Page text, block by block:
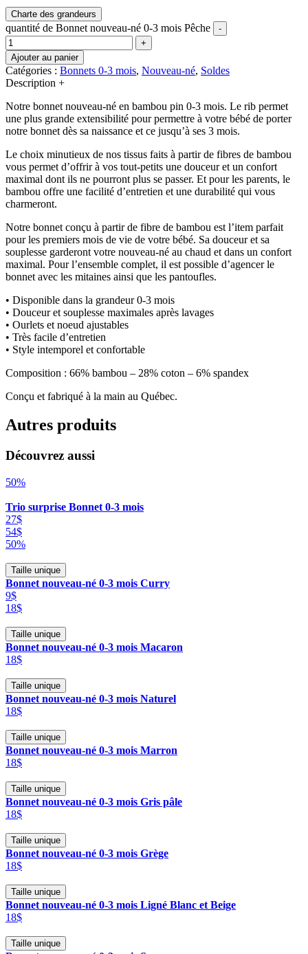
Charte des grandeurs
quantité de Bonnet nouveau-né 0-3 mois Pêche
-
+
Ajouter au panier
Catégories : Bonnets 0-3 mois, Nouveau-né, Soldes
Description +
Notre bonnet nouveau-né en bambou pin 0-3 mois. Le rib permet
une plus grande extensibilité pour permettre à votre bébé de porter
notre bonnet dès sa naissance et ce jusqu’à ses 3 mois.
Le choix minutieux de nos tissus faits à partir de fibres de bambou
vous permet d’offrir à vos tout-petits une douceur et un confort
maximal dont ils ne pourront plus se passer. Et pour les parents, le
bambou offre une facilité d’entretien et une durabilité qui vous
charmeront.
Notre bonnet conçu à partir de fibre de bambou est l’item parfait
pour les premiers mois de vie de votre bébé. Sa douceur et sa
souplesse garderont votre nouveau-né au chaud et dans un confort
maximal. Pour l’ensemble complet, il est possible d’agencer le
bonnet avec les mitaines ainsi que les pantoufles.
• Disponible dans la grandeur 0-3 mois
• Douceur et souplesse maximales après lavages
• Ourlets et noeud ajustables
• Très facile d’entretien
• Style intemporel et confortable
Composition : 66% bambou – 28% coton – 6% spandex
Conçu et fabriqué à la main au Québec.
Autres produits
Découvrez aussi
50%
Trio surprise Bonnet 0-3 mois
27$
54$
50%
Taille unique
Bonnet nouveau-né 0-3 mois Curry
9$
18$
Taille unique
Bonnet nouveau-né 0-3 mois Macaron
18$
Taille unique
Bonnet nouveau-né 0-3 mois Naturel
18$
Taille unique
Bonnet nouveau-né 0-3 mois Marron
18$
Taille unique
Bonnet nouveau-né 0-3 mois Gris pâle
18$
Taille unique
Bonnet nouveau-né 0-3 mois Grège
18$
Taille unique
Bonnet nouveau-né 0-3 mois Ligné Blanc et Beige
18$
Taille unique